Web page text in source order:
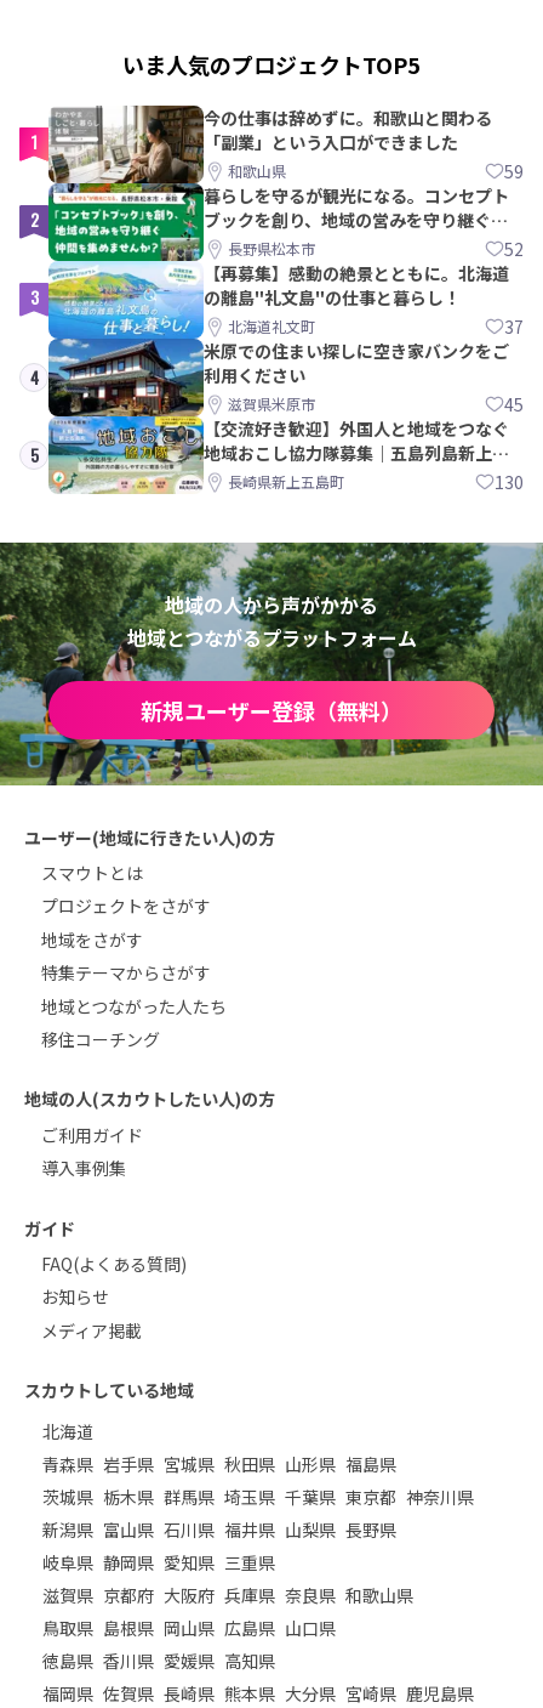
いま人気のプロジェクトTOP5
1
今の仕事は辞めずに。和歌山と関わる
「副業」という入口ができました
和歌山県 59
2
暮らしを守るが観光になる。コンセプト
ブックを創り、地域の営みを守り継ぐ仲
間を集めませんか？
長野県松本市 52
3
【再募集】感動の絶景とともに。北海道
の離島"礼文島"の仕事と暮らし！
北海道礼文町 37
4
米原での住まい探しに空き家バンクをご
利用ください
滋賀県米原市 45
5
【交流好き歓迎】外国人と地域をつなぐ
地域おこし協力隊募集｜五島列島新上五
島町長崎県新上五島町 130
地域の人から声がかかる
地域とつながるプラットフォーム
新規ユーザー登録（無料）
ユーザー(地域に行きたい人)の方
スマウトとは
プロジェクトをさがす
地域をさがす
特集テーマからさがす
地域とつながった人たち
移住コーチング
地域の人(スカウトしたい人)の方
ご利用ガイド
導入事例集
ガイド
FAQ(よくある質問)
お知らせ
メディア掲載
スカウトしている地域
北海道
青森県 岩手県 宮城県 秋田県 山形県 福島県
茨城県 栃木県 群馬県 埼玉県 千葉県 東京都 神奈川県
新潟県 富山県 石川県 福井県 山梨県 長野県
岐阜県 静岡県 愛知県 三重県
滋賀県 京都府 大阪府 兵庫県 奈良県 和歌山県
鳥取県 島根県 岡山県 広島県 山口県
徳島県 香川県 愛媛県 高知県
福岡県 佐賀県 長崎県 熊本県 大分県 宮崎県 鹿児島県